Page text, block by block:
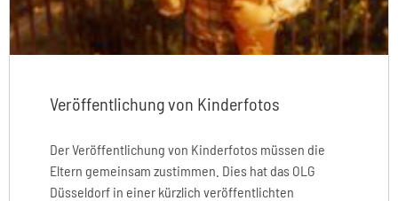
Veröffentlichung von Kinderfotos
Der Veröffentlichung von Kinderfotos müssen die
Eltern gemeinsam zustimmen. Dies hat das OLG
Düsseldorf in einer kürzlich veröffentlichten